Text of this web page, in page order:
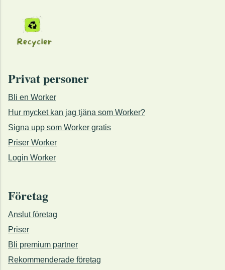
Privat personer
Bli en Worker
Hur mycket kan jag tjäna som Worker?
Signa upp som Worker gratis
Priser Worker
Login Worker
Företag
Anslut företag
Priser
Bli premium partner
Rekommenderade företag